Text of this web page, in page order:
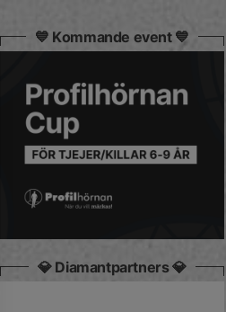
💙 Kommande event 💙
💎 Diamantpartners 💎